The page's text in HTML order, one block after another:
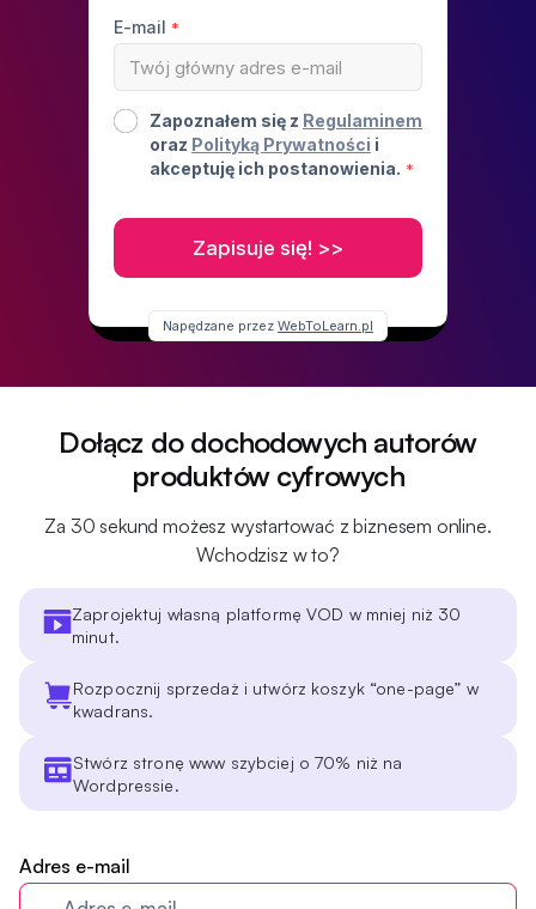
Dołącz do dochodowych autorów
produktów cyfrowych
Za 30 sekund możesz wystartować z biznesem online.
Wchodzisz w to?
Zaprojektuj własną platformę VOD w mniej niż 30
minut.
Rozpocznij sprzedaż i utwórz koszyk “one-page” w
kwadrans.
Stwórz stronę www szybciej o 70% niż na
Wordpressie.
Adres e-mail